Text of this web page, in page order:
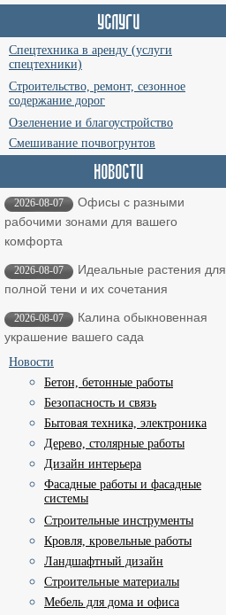
Спецтехника в аренду (услуги
спецтехники)
Строительство, ремонт, сезонное
содержание дорог
Озеленение и благоустройство
Смешивание почвогрунтов
2026-08-07
Офисы с разными
рабочими зонами для вашего
комфорта
2026-08-07
Идеальные растения для
полной тени и их сочетания
2026-08-07
Калина обыкновенная
украшение вашего сада
Новости
Бетон, бетонные работы
Безопасность и связь
Бытовая техника, электроника
Дерево, столярные работы
Дизайн интерьера
Фасадные работы и фасадные
системы
Строительные инструменты
Кровля, кровельные работы
Ландшафтный дизайн
Строительные материалы
Мебель для дома и офиса